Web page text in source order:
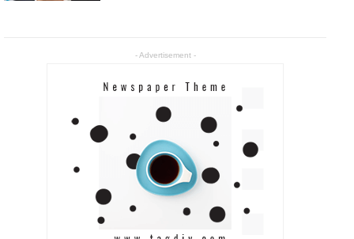
- Advertisement -